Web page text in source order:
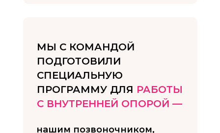
МЫ С КОМАНДОЙ
ПОДГОТОВИЛИ
СПЕЦИАЛЬНУЮ
ПРОГРАММУ ДЛЯ РАБОТЫ
С ВНУТРЕННЕЙ ОПОРОЙ —
нашим позвоночником,